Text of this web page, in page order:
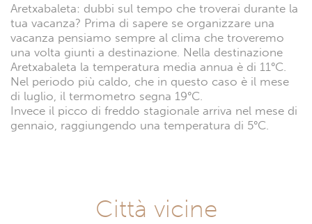
Aretxabaleta: dubbi sul tempo che troverai durante la
tua vacanza? Prima di sapere se organizzare una
vacanza pensiamo sempre al clima che troveremo
una volta giunti a destinazione. Nella destinazione
Aretxabaleta la temperatura media annua è di 11°C.
Nel periodo più caldo, che in questo caso è il mese
di luglio, il termometro segna 19°C.
Invece il picco di freddo stagionale arriva nel mese di
gennaio, raggiungendo una temperatura di 5°C.
Città vicine